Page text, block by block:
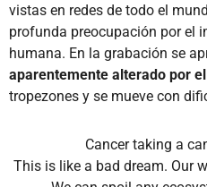
vistas en redes de todo el
profunda preocupación por el
humana. En la grabación se
aparentemente alterado por
tropezones y se mueve con
Cancer taking a
This is like a bad dream. Our